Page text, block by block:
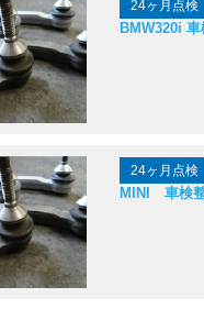
24ヶ月点検
BMW320i 車
24ヶ月点検
MINI 車検